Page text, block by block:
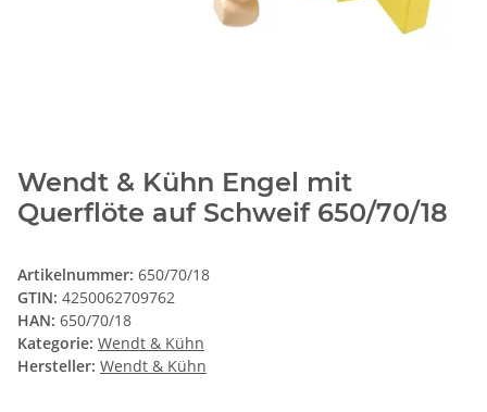
Wendt & Kühn Engel mit
Querflöte auf Schweif 650/70/18
Artikelnummer: 650/70/18
GTIN: 4250062709762
HAN: 650/70/18
Kategorie: Wendt & Kühn
Hersteller: Wendt & Kühn